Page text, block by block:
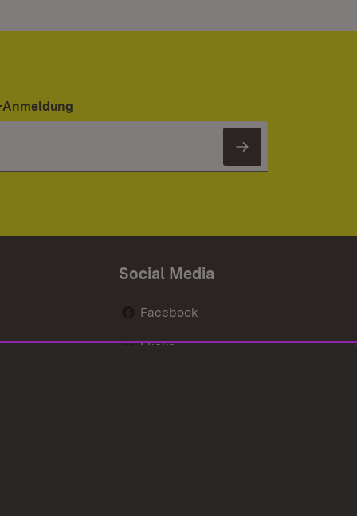
Newsletter
Social Media
Facebook
Flickr